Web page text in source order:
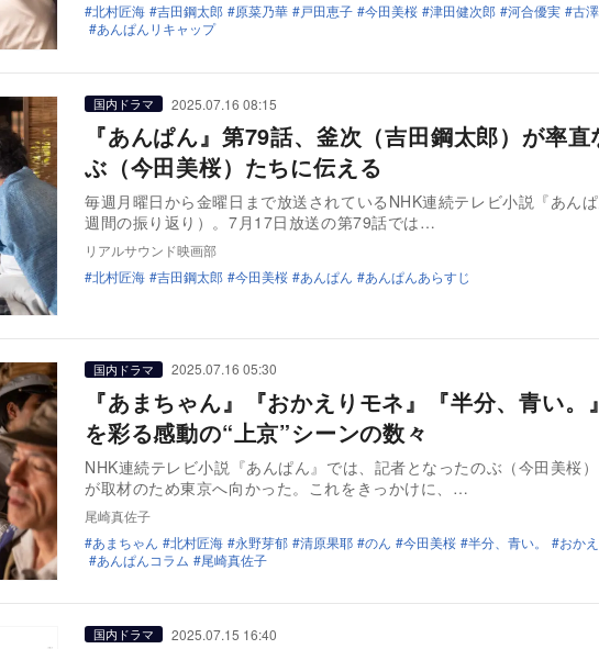
北村匠海
吉田鋼太郎 原菜乃華 戸田恵子 今田美桜 津田健次郎 河合優実 古
あんぱんリキャップ
国内ドラマ 2025.07.16 08:15
『あんぱん』第79話、釜次（吉田鋼太郎）が率
ぶ（今田美桜）たちに伝える
毎週月曜日から金曜日まで放送されているNHK連続テレビ小説『あん
週間の振り返り）。7月17日放送の第79話では…
リアルサウンド映画部
北村匠海
吉田鋼太郎 今田美桜 あんぱん あんぱんあらすじ
国内ドラマ 2025.07.16 05:30
『あまちゃん』『おかえりモネ』『半分、青い
を彩る感動の“上京”シーンの数々
NHK連続テレビ小説『あんぱん』では、記者となったのぶ（今田美桜）
が取材のため東京へ向かった。これをきっかけに、…
尾崎真佐子
あまちゃん
北村匠海 永野芽郁 清原果耶 のん 今田美桜 半分、青い。 おか
あんぱんコラム
尾崎真佐子
国内ドラマ 2025.07.15 16:40